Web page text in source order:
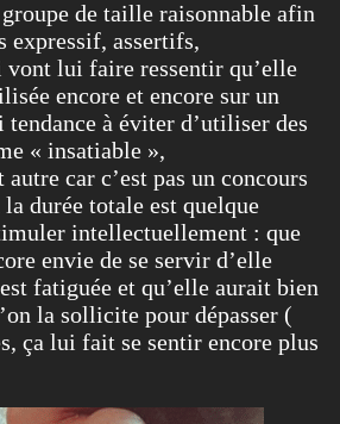
de taille raisonnable afin
expressif, assertifs,
vont lui faire ressentir qu’elle
encore et encore sur un
tendance à éviter d’utiliser des
« insatiable »,
car c’est pas un concours
durée totale est quelque
intellectuellement : que
envie de se servir d’elle
fatiguée et qu’elle aurait bien
la sollicite pour dépasser (
ça lui fait se sentir encore plus